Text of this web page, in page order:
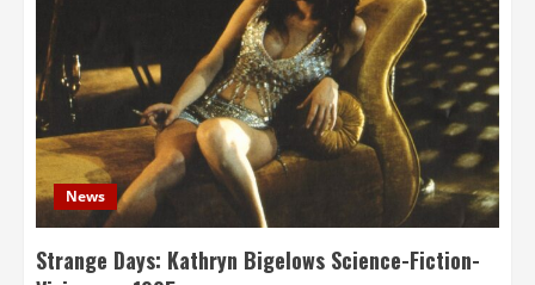
News
Strange Days: Kathryn Bigelows Science-Fiction-